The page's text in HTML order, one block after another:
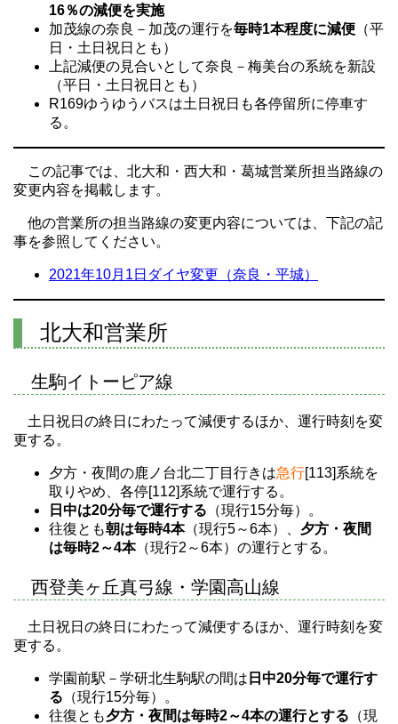
16％の減便を実施
加茂線の奈良－加茂の運行を毎時1本程度に減便 （平
日・土日祝日とも）
上記減便の見合いとして奈良－梅美台の系統を新設
（平日・土日祝日とも）
R169ゆうゆうバスは土日祝日も各停留所に停車す
る。
この記事では、北大和・西大和・葛城営業所担当路線の
変更内容を掲載します。
他の営業所の担当路線の変更内容については、下記の記
事を参照してください。
2021年10月1日ダイヤ変更（奈良・平城）
北大和営業所
生駒イトーピア線
土日祝日の終日にわたって減便するほか、運行時刻を変
更する。
夕方・夜間の鹿ノ台北二丁目行きは急行[113]系統を
取りやめ、各停[112]系統で運行する。
日中は20分毎で運行する （現行15分毎）。
往復とも朝は毎時4本（現行5～6本）、 夕方・夜間
は毎時2～4本（現行2～6本）の運行とする。
西登美ヶ丘真弓線・学園高山線
土日祝日の終日にわたって減便するほか、運行時刻を変
更する。
学園前駅－学研北生駒駅の間は 日中20分毎で運行す
る （現行15分毎）。
往復とも夕方・夜間は毎時2～4本の運行とする （現